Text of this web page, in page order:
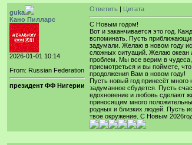
guka
Кано Пилларс
2026-01-01 10:14
From: Russian Federation
президент ФФ Нигерии
Ответить | Цитата
С Новым годом!
Вот и заканчивается это год.
вспоминать. Пусть
задумали. Желаю в новом году
сложных ситуаций. Желаю океан
проблем. Мы все верим в
присмотреться и вы поймете,
продолжения Вам в новом году!
Пусть новый год принесёт много
задуманное сбудется. Пусть
вдохновение и любовь сделают
приносящим много
родных и близких людей. Пусть
твое окружение. С Новым